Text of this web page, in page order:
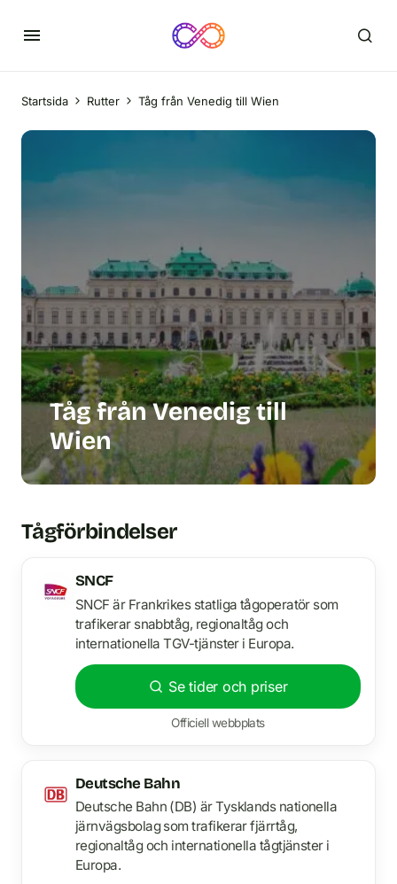
Startsida Rutter Tåg från Venedig till Wien
Tåg från Venedig till
Wien
Tågförbindelser
SNCF
SNCF är Frankrikes statliga tågoperatör som
trafikerar snabbtåg, regionaltåg och
internationella TGV-tjänster i Europa.
Se tider och priser
Officiell webbplats
Deutsche Bahn
Deutsche Bahn (DB) är Tysklands nationella
järnvägsbolag som trafikerar fjärrtåg,
regionaltåg och internationella tågtjänster i
Europa.